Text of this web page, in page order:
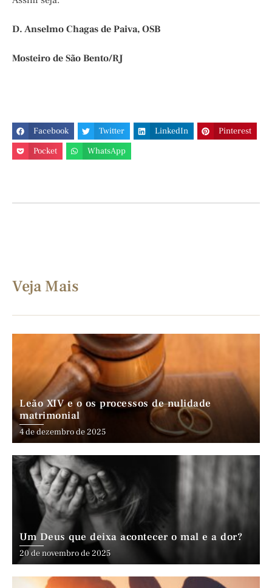
D. Anselmo Chagas de Paiva, OSB
Mosteiro de São Bento/RJ
Facebook Twitter LinkedIn
Pinterest
Pocket
WhatsApp
Veja Mais
Leão XIV e o os processos de nulidade
matrimonial
4 de dezembro de 2025
Um Deus que deixa acontecer o mal e a dor?
20 de novembro de 2025